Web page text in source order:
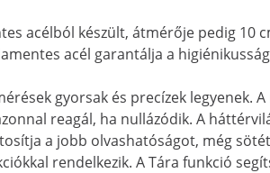
acélból készült, átmérője pedig 10
acél garantálja a
gyorsak és precízek legyenek.
reagál, ha nullázódik. A
a jobb olvashatóságot, még
rendelkezik. A Tára funkció